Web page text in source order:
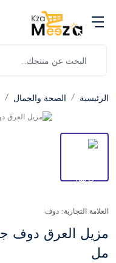
الرئيسية الصحة والجمال
العلامة التجارية: دوف
مل